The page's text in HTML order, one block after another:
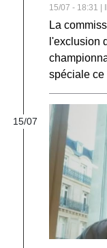
15/07 - 18:31 |
La
l'exclusion
spéciale ce
15/07